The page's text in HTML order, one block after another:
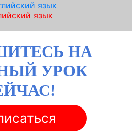
язык
НА
УРОК